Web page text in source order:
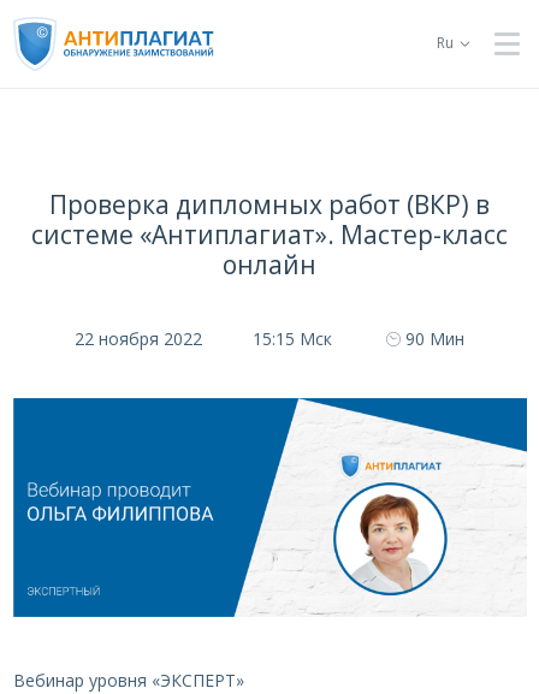
Ru
Проверка дипломных работ (ВКР) в
системе «Антиплагиат». Мастер-класс
онлайн
22 ноября 2022 15:15 Мск 90 Мин
Вебинар уровня «ЭКСПЕРТ»